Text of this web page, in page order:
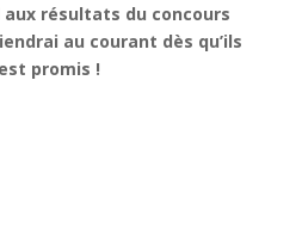
résultats du concours
au courant dès qu’ils
promis !